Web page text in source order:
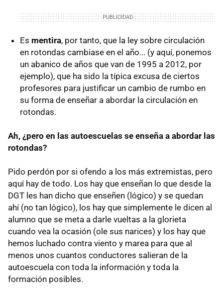
Es mentira, por tanto, que la ley sobre circulación
en rotondas cambiase en el año... (y aquí, ponemos
un abanico de años que van de 1995 a 2012, por
ejemplo), que ha sido la típica excusa de ciertos
profesores para justificar un cambio de rumbo en
su forma de enseñar a abordar la circulación en
rotondas.
Ah, ¿pero en las autoescuelas se enseña a abordar las
rotondas?
Pido perdón por si ofendo a los más extremistas, pero
aquí hay de todo. Los hay que enseñan lo que desde la
DGT les han dicho que enseñen (lógico) y se quedan
ahí (no tan lógico), los hay que simplemente le dicen al
alumno que se meta a darle vueltas a la glorieta
cuando vea la ocasión (ole sus narices) y los hay que
hemos luchado contra viento y marea para que al
menos unos cuantos conductores salieran de la
autoescuela con toda la información y toda la
formación posibles.